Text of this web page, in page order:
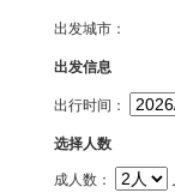
出发城市：
出发信息
出行时间：
选择人数
成人数：